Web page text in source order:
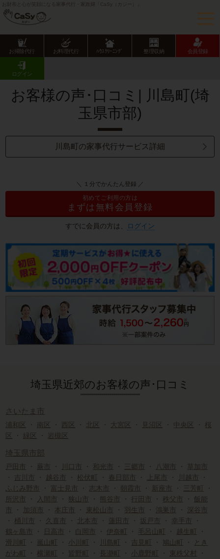
お財布と心が笑顔になる家事代行・家政婦「CaSy（カジー）」
お掃除代行 お料理代行 ﾊｳｽｸﾘｰﾆﾝｸﾞ 整理収納 会員登録
ログイン
CaSy TOP
お客様の声･口コミ一覧
お客様の声･口コミ| 川島町(埼
玉県市部)
川島町の家事代行サービス詳細
＼ １分でかんたん登録 ／
初めてご利用の方は
まずは無料会員登録
すでに会員の方は、 ログイン
埼玉県近郊のお客様の声･口コミ
さいたま市
浦和区 ・ 南区 ・ 西区 ・ 北区 ・ 大宮区 ・ 見沼区 ・ 中央区 ・ 桜
区
・ 緑区 ・ 岩槻区
埼玉県市部
戸田市 ・ 蕨市 ・ 川口市 ・ 和光市 ・ 三郷市 ・ 八潮市 ・
草加市
・
吉川市 ・ 越谷市 ・ 松伏町 ・ 春日部市 ・ 上尾市 ・ 川越市
・
ふじみ野市
・ 富士見市 ・ 志木市 ・ 朝霞市 ・ 新座市 ・ 三芳町
・
所沢市
・ 入間市 ・ 狭山市 ・ 熊谷市 ・ 行田市 ・ 秩父市 ・ 飯能
・ 加須市 ・ 本庄市 ・ 東松山市 ・ 羽生市 ・ 鴻巣市 ・
深谷市
・ 桶川市 ・ 久喜市 ・ 北本市 ・ 蓮田市 ・ 坂戸市 ・ 幸手市
・
鶴ヶ島市
・ 日高市 ・ 白岡市 ・ 伊奈町 ・ 毛呂山町 ・ 越生町
・
滑川町
・ 嵐山町 ・ 小川町 ・ 川島町 ・ 吉見町 ・ 鳩山町 ・
とき
がわ町
・ 横瀬町 ・ 皆野町 ・ 長瀞町 ・ 小鹿野町 ・ 東秩父村
・